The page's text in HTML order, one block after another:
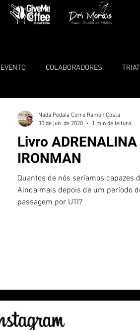
EVENTO COLABORADORES
Livro
IRONMAN
Quantos de nós seríamos capazes
Ainda mais depois de um período
passagem por UTI?
Nada Pedala Corre Ramon Costa
30 de jun. de 2020
1 min de leitura